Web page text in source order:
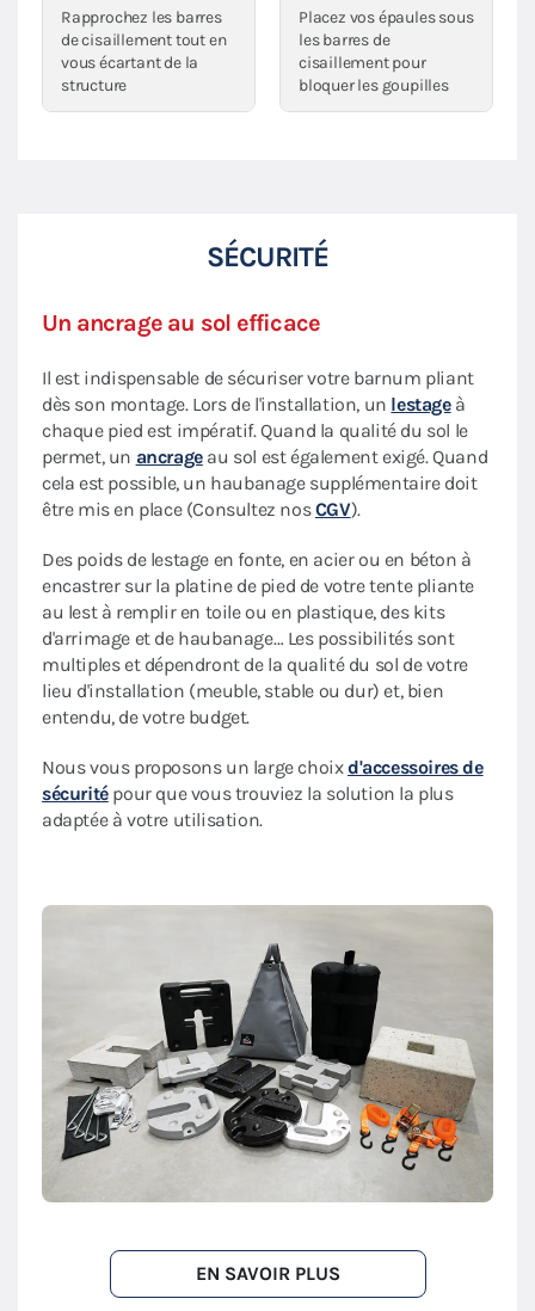
Rapprochez les barres
de cisaillement tout en
vous écartant de la
structure
Placez vos épaules sous
les barres de
cisaillement pour
bloquer les goupilles
SÉCURITÉ
Un ancrage au sol efficace
Il est indispensable de sécuriser votre barnum pliant
dès son montage. Lors de l'installation, un lestageà
chaque pied est impératif. Quand la qualité du sol le
permet, un ancrageau sol est également exigé. Quand
cela est possible, un haubanage supplémentaire doit
être mis en place (Consultez nosCGV).
Des poids de lestage en fonte, en acier ou en béton à
encastrer sur la platine de pied de votre tente pliante
au lest à remplir en toile ou en plastique, des kits
d'arrimage et de haubanage… Les possibilités sont
multiples et dépendront de la qualité du sol de votre
lieu d'installation (meuble, stable ou dur) et, bien
entendu, de votre budget.
Nous vous proposons un large choixd'accessoires de
sécuritépour que vous trouviez la solution la plus
adaptée à votre utilisation.
EN SAVOIR PLUS